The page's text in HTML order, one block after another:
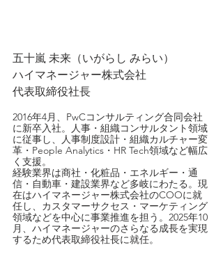
五十嵐 未来（いがらし みらい）
ハイマネージャー株式会社
代表取締役社長
2016年4月、PwCコンサルティング合同会社
に新卒入社。人事・組織コンサルタント領域
に従事し、人事制度設計・組織カルチャー変
革・People Analytics・HR Tech領域など幅広
く支援。
経験業界は商社・化粧品・エネルギー・通
信・自動車・建設業界など多岐にわたる。現
在はハイマネージャー株式会社のCOOに就
任し、カスタマーサクセス・マーケティング
領域などを中心に事業推進を担う。2025年10
月、ハイマネージャーのさらなる成長を実現
するため代表取締役社長に就任。